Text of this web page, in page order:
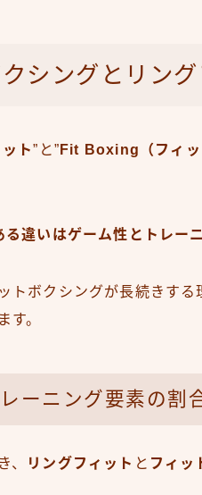
シングとリン
ット”と” Fit Boxing（フィッ
違いはゲーム性とトレー
トボクシングが長続きす
す。
ーニング要素の割
、 リングフィット と フィッ